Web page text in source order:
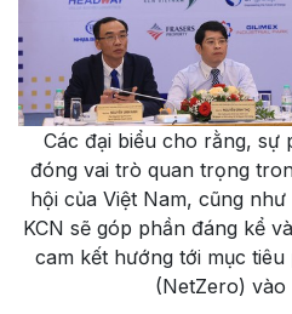
Các đại biểu cho rằng, sự
đóng vai trò quan trọng
hội của Việt Nam, cũng
KCN sẽ góp phần đáng kể
cam kết hướng tới mục
(NetZero) vào